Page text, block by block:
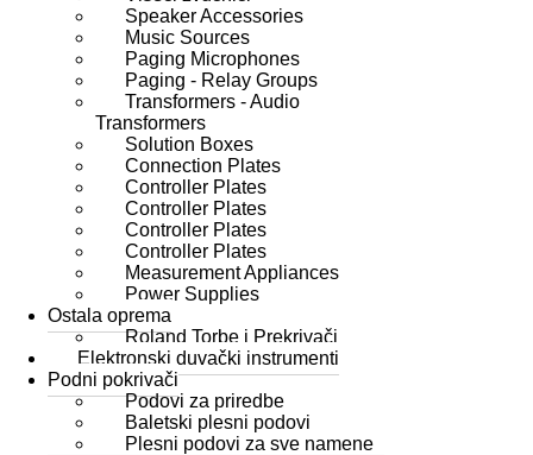
Speaker Accessories
Music Sources
Paging Microphones
Paging - Relay Groups
Transformers - Audio
Transformers
Solution Boxes
Connection Plates
Controller Plates
Controller Plates
Controller Plates
Controller Plates
Measurement Appliances
Power Supplies
Ostala oprema
Roland Torbe i Prekrivači
Elektronski duvački instrumenti
Podni pokrivači
Podovi za priredbe
Baletski plesni podovi
Plesni podovi za sve namene